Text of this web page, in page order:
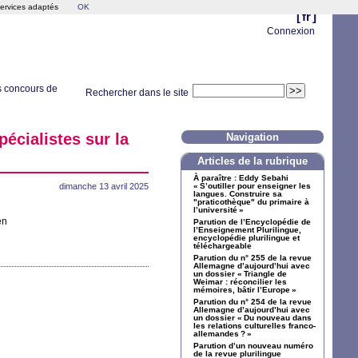
[ fr ]
Connexion
Rechercher dans le site
concours de
sur la
dimanche 13 avril 2025
Navigation
Articles de la rubrique
À paraître : Eddy Sebahi
« S’outiller pour enseigner les
langues. Construire sa
"praticothèque" du primaire à
l’université»
Parution de l’Encyclopédie de
l’Enseignement Plurilingue,
encyclopédie plurilingue et
téléchargeable
Parution du n° 255 de la revue
Allemagne d’aujourd’hui avec
un dossier « Triangle de
Weimar : réconcilier les
mémoires, bâtir l’Europe»
Parution du n° 254 de la revue
Allemagne d’aujourd’hui avec
un dossier « Du nouveau dans
les relations culturelles franco-
allemandes ?»
Parution d’un nouveau numéro
de la revue plurilingue
adaptés OK